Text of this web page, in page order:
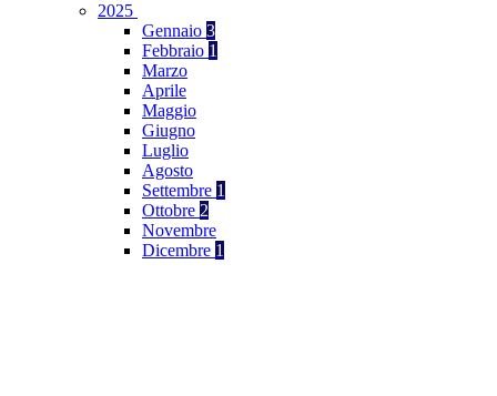
2025
Gennaio 3
Febbraio 1
Marzo
Aprile
Maggio
Giugno
Luglio
Agosto
Settembre 1
Ottobre 2
Novembre
Dicembre 1